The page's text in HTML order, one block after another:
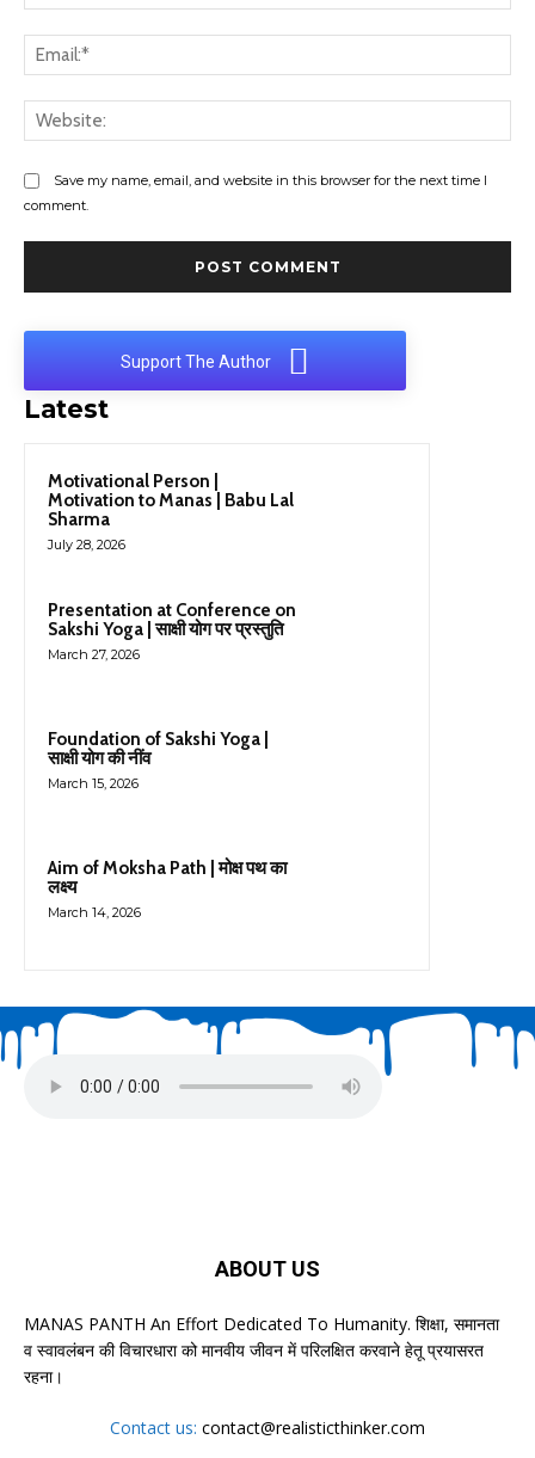
Save my name, email, and website in this browser for the next time I
comment.
Support The Author
Latest
Motivational Person |
Motivation to Manas | Babu Lal
Sharma
July 28, 2026
Presentation at Conference on
Sakshi Yoga | साक्षी योग पर प्रस्तुति
March 27, 2026
Foundation of Sakshi Yoga |
साक्षी योग की नींव
March 15, 2026
Aim of Moksha Path | मोक्ष पथ का
लक्ष्य
March 14, 2026
ABOUT US
MANAS PANTH An Effort Dedicated To Humanity. शिक्षा, समानता
व स्वावलंबन की विचारधारा को मानवीय जीवन में परिलक्षित करवाने हेतू प्रयासरत
रहना।
Contact us: contact@realisticthinker.com